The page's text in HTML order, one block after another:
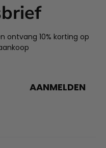
ontvang 10% korting op
AANMELDEN